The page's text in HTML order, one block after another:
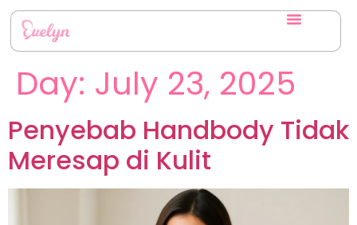
Day: July 23, 2025
Penyebab Handbody Tidak
Meresap di Kulit